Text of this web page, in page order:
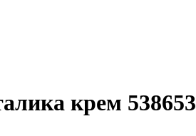
крем 538653